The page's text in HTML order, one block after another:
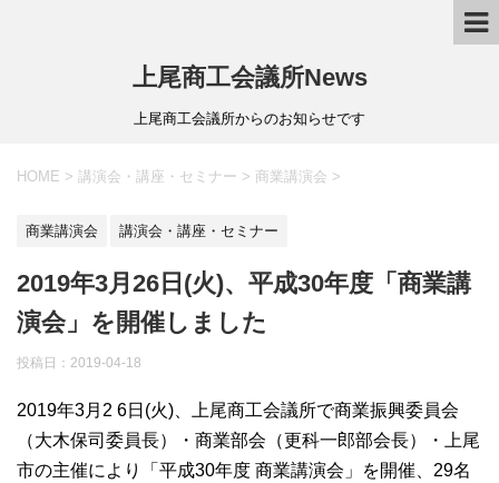
上尾商工会議所News
上尾商工会議所からのお知らせです
HOME > 講演会・講座・セミナー > 商業講演会 >
商業講演会 講演会・講座・セミナー
2019年3月26日(火)、平成30年度「商業講
演会」を開催しました
投稿日： 2019-04-18
2019年3月2 6日(火)、上尾商工会議所で商業振興委員会
（大木保司委員長）・商業部会（更科一郎部会長）・上尾
市の主催により「平成30年度 商業講演会」を開催、29名